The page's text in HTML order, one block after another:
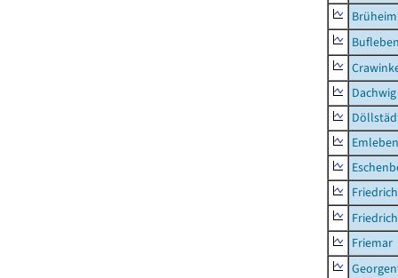
Brüheim
Dachwig
Emleben
Friemar